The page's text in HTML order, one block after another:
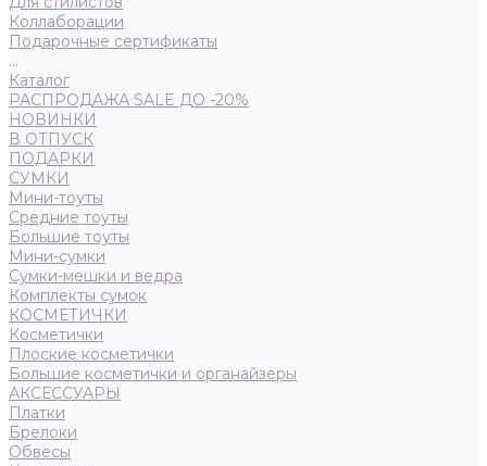
Коллаборации
Подарочные сертификаты
...
Каталог
РАСПРОДАЖА SALE ДО -20%
НОВИНКИ
В ОТПУСК
ПОДАРКИ
СУМКИ
Мини-тоуты
Средние тоуты
Большие тоуты
Мини-сумки
Сумки-мешки и ведра
Комплекты сумок
КОСМЕТИЧКИ
Косметички
Плоские косметички
Большие косметички и органайзеры
АКСЕССУАРЫ
Платки
Брелоки
Обвесы